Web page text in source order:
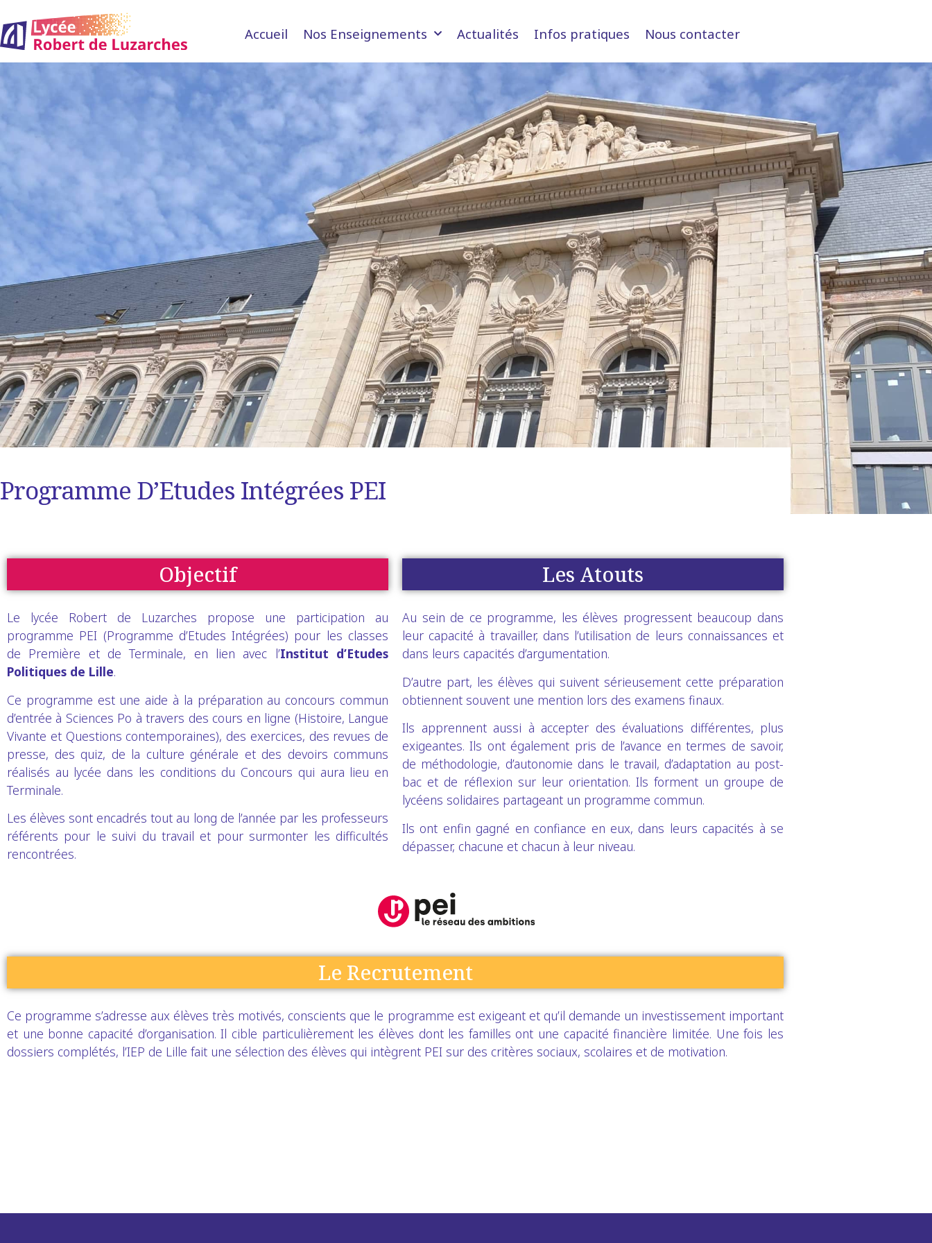
Accueil Nos Enseignements Actualités Infos pratiques Nous contacter
Programme D’Etudes Intégrées PEI
Objectif
Le lycée Robert de Luzarches propose une participation au
programme PEI (Programme d’Etudes Intégrées) pour les classes
de Première et de Terminale, en lien avec l’Institut d’Etudes
Politiques de Lille.
Ce programme est une aide à la préparation au concours commun
d’entrée à Sciences Po à travers des cours en ligne (Histoire, Langue
Vivante et Questions contemporaines), des exercices, des revues de
presse, des quiz, de la culture générale et des devoirs communs
réalisés au lycée dans les conditions du Concours qui aura lieu en
Terminale.
Les élèves sont encadrés tout au long de l’année par les professeurs
référents pour le suivi du travail et pour surmonter les difficultés
rencontrées.
Les Atouts
Au sein de ce programme, les élèves progressent beaucoup dans
leur capacité à travailler, dans l’utilisation de leurs connaissances et
dans leurs capacités d’argumentation.
D’autre part, les élèves qui suivent sérieusement cette préparation
obtiennent souvent une mention lors des examens finaux.
Ils apprennent aussi à accepter des évaluations différentes, plus
exigeantes. Ils ont également pris de l’avance en termes de savoir,
de méthodologie, d’autonomie dans le travail, d’adaptation au post-
bac et de réflexion sur leur orientation. Ils forment un groupe de
lycéens solidaires partageant un programme commun.
Ils ont enfin gagné en confiance en eux, dans leurs capacités à se
dépasser, chacune et chacun à leur niveau.
Le Recrutement
Ce programme s’adresse aux élèves très motivés, conscients que le programme est exigeant et qu’il demande un investissement important
et une bonne capacité d’organisation. Il cible particulièrement les élèves dont les familles ont une capacité financière limitée. Une fois les
dossiers complétés, l’IEP de Lille fait une sélection des élèves qui intègrent PEI sur des critères sociaux, scolaires et de motivation.